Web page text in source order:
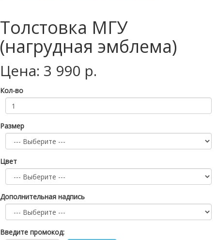
Толстовка МГУ
(нагрудная эмблема)
Цена: 3 990 р.
Кол-во
Размер
Цвет
Дополнительная надпись
Введите промокод: